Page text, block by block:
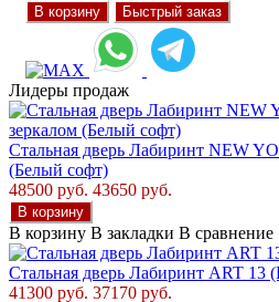
В корзину Быстрый заказ
Лидеры продаж
Стальная дверь Лабиринт NEW
(Белый софт)
48500 руб. 43650 руб.
В корзину
В корзину В закладки В сравнение
Стальная дверь Лабиринт ART 13
41300 руб. 37170 руб.